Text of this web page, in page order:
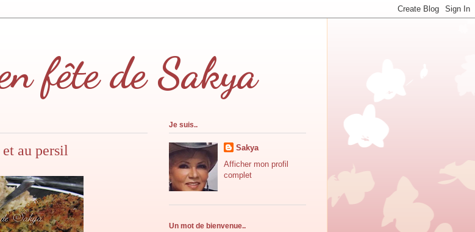
fête de Sakya
au persil
Je suis..
Sakya
Afficher mon profil
complet
Un mot de bienvenue..